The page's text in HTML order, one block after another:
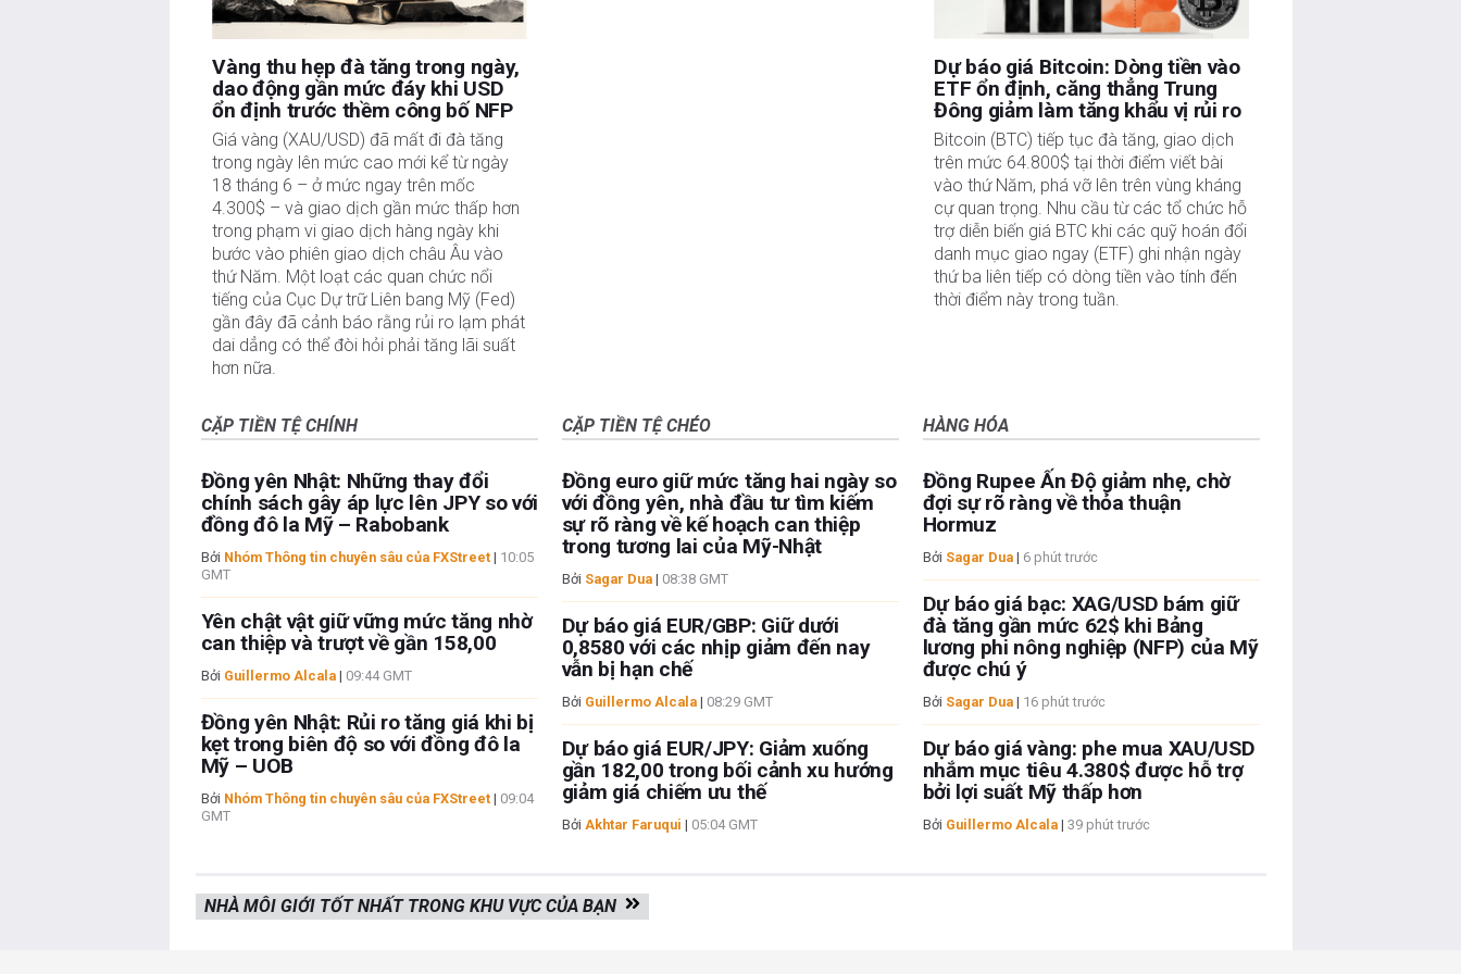
Vàng thu hẹp đà tăng trong ngày,
dao động gần mức đáy khi USD
ổn định trước thềm công bố NFP
Giá vàng (XAU/USD) đã mất đi đà tăng
trong ngày lên mức cao mới kể từ ngày
18 tháng 6 – ở mức ngay trên mốc
4.300$ – và giao dịch gần mức thấp hơn
trong phạm vi giao dịch hàng ngày khi
bước vào phiên giao dịch châu Âu vào
thứ Năm. Một loạt các quan chức nổi
tiếng của Cục Dự trữ Liên bang Mỹ (Fed)
gần đây đã cảnh báo rằng rủi ro lạm phát
dai dẳng có thể đòi hỏi phải tăng lãi suất
hơn nữa.
Dự báo giá Bitcoin: Dòng tiền vào
ETF ổn định, căng thẳng Trung
Đông giảm làm tăng khẩu vị rủi ro
Bitcoin (BTC) tiếp tục đà tăng, giao dịch
trên mức 64.800$ tại thời điểm viết bài
vào thứ Năm, phá vỡ lên trên vùng kháng
cự quan trọng. Nhu cầu từ các tổ chức hỗ
trợ diễn biến giá BTC khi các quỹ hoán đổi
danh mục giao ngay (ETF) ghi nhận ngày
thứ ba liên tiếp có dòng tiền vào tính đến
thời điểm này trong tuần.
CẶP TIỀN TỆ CHÍNH
Đồng yên Nhật: Những thay đổi
chính sách gây áp lực lên JPY so với
đồng đô la Mỹ – Rabobank
Bởi Nhóm Thông tin chuyên sâu của FXStreet| 10:05
GMT
Yên chật vật giữ vững mức tăng nhờ
can thiệp và trượt về gần 158,00
Bởi Guillermo Alcala| 09:44 GMT
Đồng yên Nhật: Rủi ro tăng giá khi bị
kẹt trong biên độ so với đồng đô la
Mỹ – UOB
Bởi Nhóm Thông tin chuyên sâu của FXStreet| 09:04
GMT
CẶP TIỀN TỆ CHÉO
Đồng euro giữ mức tăng hai ngày so
với đồng yên, nhà đầu tư tìm kiếm
sự rõ ràng về kế hoạch can thiệp
trong tương lai của Mỹ-Nhật
Bởi Sagar Dua| 08:38 GMT
Dự báo giá EUR/GBP: Giữ dưới
0,8580 với các nhịp giảm đến nay
vẫn bị hạn chế
Bởi Guillermo Alcala| 08:29 GMT
Dự báo giá EUR/JPY: Giảm xuống
gần 182,00 trong bối cảnh xu hướng
giảm giá chiếm ưu thế
Bởi Akhtar Faruqui | 05:04 GMT
HÀNG HÓA
Đồng Rupee Ấn Độ giảm nhẹ, chờ
đợi sự rõ ràng về thỏa thuận
Hormuz
Bởi Sagar Dua| 6 phút trước
Dự báo giá bạc: XAG/USD bám giữ
đà tăng gần mức 62$ khi Bảng
lương phi nông nghiệp (NFP) của Mỹ
được chú ý
Bởi Sagar Dua| 16 phút trước
Dự báo giá vàng: phe mua XAU/USD
nhắm mục tiêu 4.380$ được hỗ trợ
bởi lợi suất Mỹ thấp hơn
Bởi Guillermo Alcala| 39 phút trước
NHÀ MÔI GIỚI TỐT NHẤT TRONG KHU VỰC CỦA BẠN